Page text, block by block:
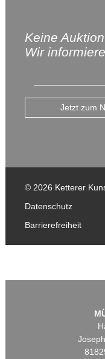
Keine
Wir
Jetzt zum
© 2026 Ketterer
Datenschutz
Barrierefreiheit